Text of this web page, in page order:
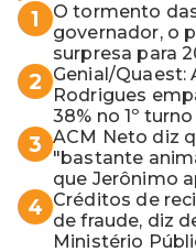
1
O tormento
governador, o
surpresa para
guerra mundial
2
Genial/Quaest:
Rodrigues
38% no 1º turno
3 ACM Neto diz
"bastante
que Jerônimo
4 Créditos de
de fraude, diz
Ministério